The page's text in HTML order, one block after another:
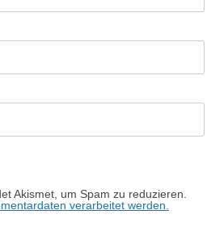
Akismet, um Spam zu reduzieren.
verarbeitet werden.